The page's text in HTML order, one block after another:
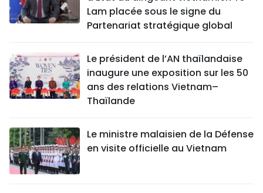
Lam placée sous le signe du
Partenariat stratégique global
Le président de l’AN thaïlandaise
inaugure une exposition sur les 50
ans des relations Vietnam–
Thaïlande
Le ministre malaisien de la Défense
en visite officielle au Vietnam